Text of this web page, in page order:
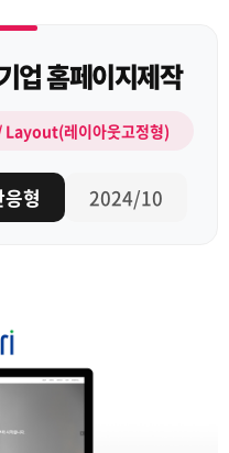
업 홈페이지제작
레이아웃고정형)
형 2024/10